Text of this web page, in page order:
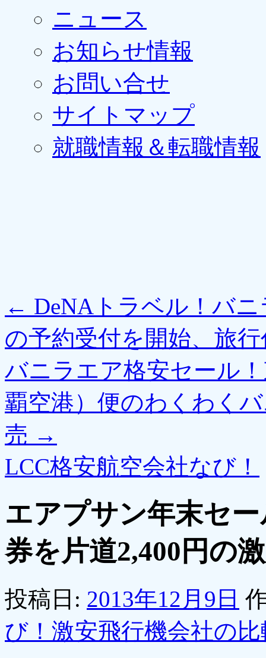
ニュース
お知らせ情報
お問い合せ
サイトマップ
就職情報＆転職情報
← DeNAトラベル！バ
の予約受付を開始、旅
バニラエア格安セール
覇空港）便のわくわく
売 →
LCC格安航空会社なび！
エアプサン年末セ
券を片道2,400円の
投稿日: 2013年12月9日
び！激安飛行機会社の